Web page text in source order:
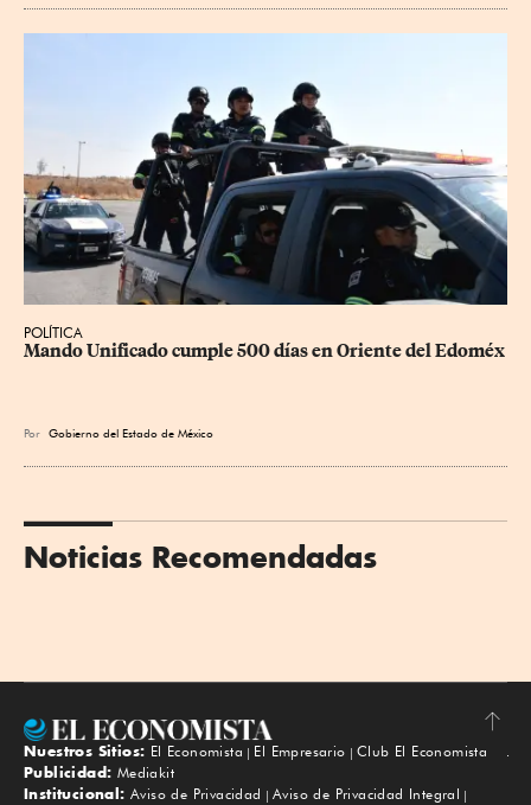
POLÍTICA
Mando Unificado cumple 500 días en Oriente del Edoméx
Por Gobierno del Estado de México
Noticias Recomendadas
Subir
Nuestros Sitios: El Economista El Empresario
Club El Economista
Publicidad: Mediakit
Institucional: Aviso de Privacidad Aviso de Privacidad Integral